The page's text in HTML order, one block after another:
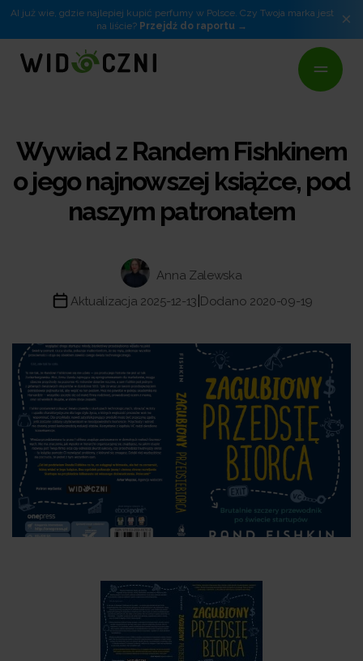
AI już wie, gdzie najlepiej kupić perfumy w Polsce. Czy Twoja marka jest
na liście? Przejdź do raportu ×
Wywiad z Randem Fishkinem
o jego najnowszej książce, pod
naszym patronatem
Anna Zalewska
Aktualizacja 2025-12-13 Dodano 2020-09-19